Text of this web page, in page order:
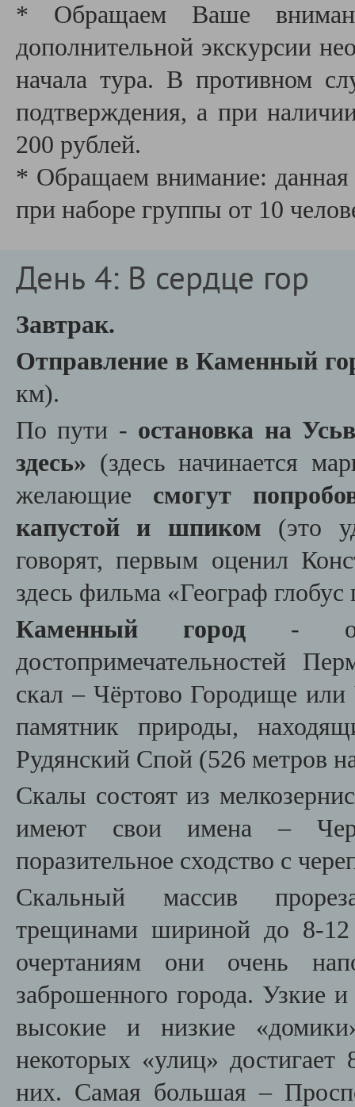
* Обращаем Ваше
дополнительной экскурсии
начала тура. В противном
подтверждения, а при
200 рублей.
* Обращаем внимание: данная
при наборе группы от 10
День 4: В сердце гор
Завтрак.
Отправление в Каменный
км).
По пути - остановка на
здесь» (здесь начинается
желающие смогут
капустой и шпиком (это
говорят, первым оценил
здесь фильма «Географ
Каменный город-
достопримечательностей
скал – Чёртово Городище
памятник природы,
Рудянский Спой (526 метров
Скалы состоят из
имеют свои имена –
поразительное сходство с
Скальный массив
трещинами шириной до 8-12
очертаниям они очень
заброшенного города. Узкие
высокие и низкие
некоторых «улиц»
них. Самая большая –